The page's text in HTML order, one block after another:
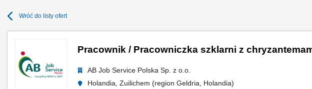
Wróć do listy ofert
Pracownik / Pracowniczka szklarni z
AB Job Service Polska Sp. z o.o.
Holandia, Zuilichem (region Geldria, Holandia)